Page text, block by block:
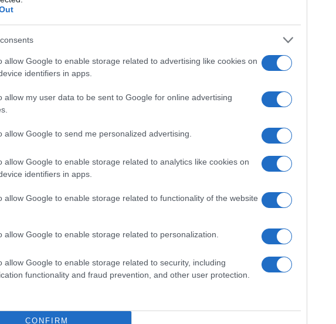
allow Google to enable storage related to advertising like cookies on
identifiers in apps.
allow my user data to be sent to Google for online advertising
allow Google to send me personalized advertising.
allow Google to enable storage related to analytics like cookies on
identifiers in apps.
allow Google to enable storage related to functionality of the website
allow Google to enable storage related to personalization.
allow Google to enable storage related to security, including
functionality and fraud prevention, and other user protection.
CONFIRM
i tuoi video e le tue foto
+39 345 356 7512
di GalluraOggi.it
news da Google News